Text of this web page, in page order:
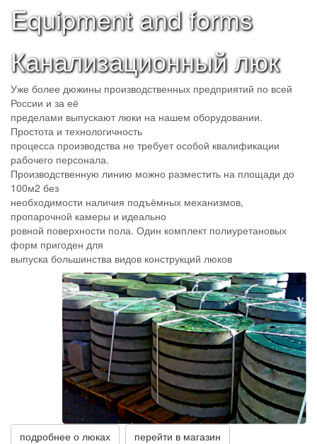
Equipment and forms
Канализационный люк
Уже более дюжины производственных предприятий по всей
России и за её
пределами выпускают люки на нашем оборудовании.
Простота и технологичность
процесса производства не требует особой квалификации
рабочего персонала.
Производственную линию можно разместить на площади до
100м2 без
необходимости наличия подъёмных механизмов,
пропарочной камеры и идеально
ровной поверхности пола. Один комплект полиуретановых
форм пригоден для
выпуска большинства видов конструкций люков
подробнее о люках перейти в магазин